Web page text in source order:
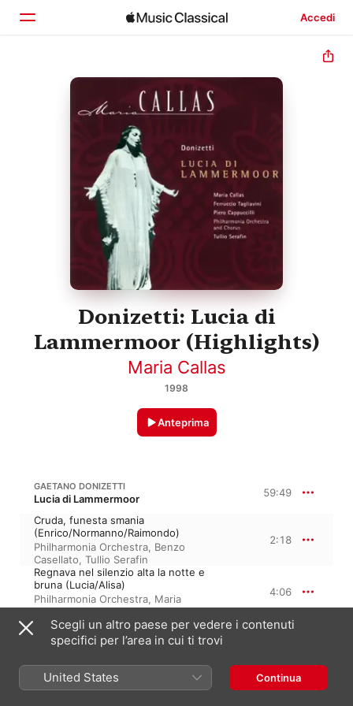
Accedi
Home
Scopri
Donizetti: Lucia di
Lammermoor (Highlights)
Maria Callas
1998
Anteprima
GAETANO DONIZETTI
Lucia di Lammermoor 59:49
Cruda, funesta smania
(Enrico/Normanno/Raimondo)
Philharmonia Orchestra, Benzo
Casellato, Tullio Serafin
2:18
Regnava nel silenzio alta la notte e
bruna (Lucia/Alisa)
Philharmonia Orchestra, Maria
Callas,Tullio Serafin,Margreta Elkins
4:06
Quando, rapito in estasi (Lucia)
Tullio Serafin ,Philharmonia
Orchestra
Maria Callas
Elkins
Sulla tomba che rinserra il tradito
genitore (Edgardo/Lucia)
Scegli un altro paese per vedere i contenuti
specifici per l’area in cui ti trovi
United States Continua